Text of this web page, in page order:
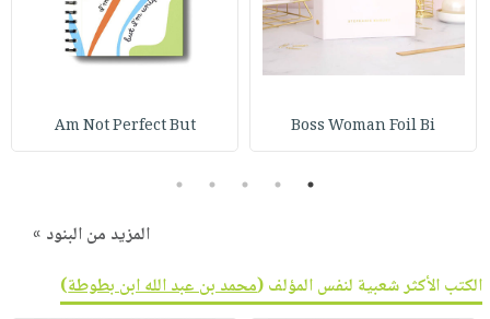
Boss Woman Foil Bi
Am Not Perfect But
1
2
3
4
5
المزيد من البنود »
الكتب الأكثر شعبية لنفس المؤلف (محمد بن عبد الله ابن بطوطة)